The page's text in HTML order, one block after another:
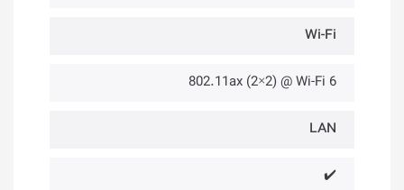
Wi-Fi
802.11ax (2×2) @ Wi-Fi 6
LAN
✔️